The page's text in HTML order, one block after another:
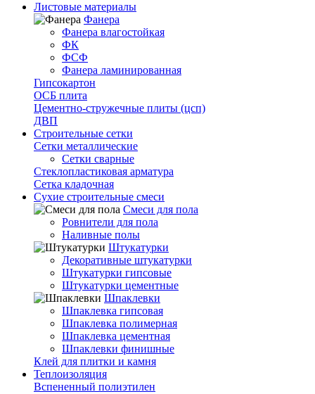
Листовые материалы
Фанера
Фанера влагостойкая
ФК
ФСФ
Фанера ламинированная
Гипсокартон
ОСБ плита
Цементно-стружечные плиты (цсп)
ДВП
Строительные сетки
Сетки металлические
Сетки сварные
Стеклопластиковая арматура
Сетка кладочная
Сухие строительные смеси
Смеси для пола
Ровнители для пола
Наливные полы
Штукатурки
Декоративные штукатурки
Штукатурки гипсовые
Штукатурки цементные
Шпаклевки
Шпаклевка гипсовая
Шпаклевка полимерная
Шпаклевка цементная
Шпаклевки финишные
Клей для плитки и камня
Теплоизоляция
Вспененный полиэтилен